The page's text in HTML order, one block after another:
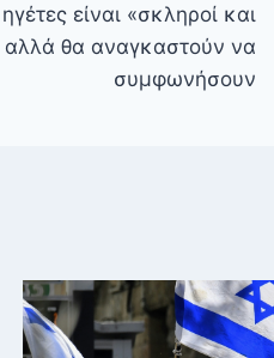
είναι «σκληροί και
αλλά θα αναγκαστούν να
συμφωνήσουν